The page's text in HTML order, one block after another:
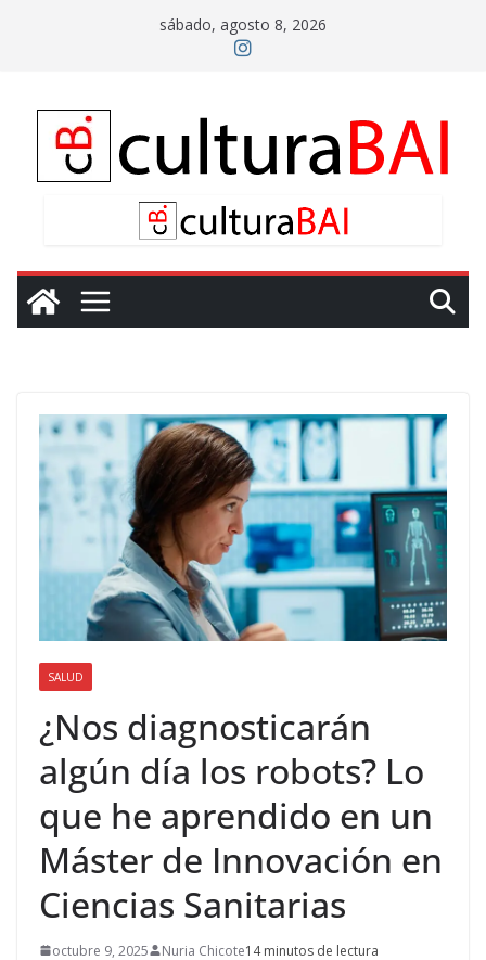
sábado, agosto 8, 2026
SALUD
¿Nos diagnosticarán
algún día los robots? Lo
que he aprendido en un
Máster de Innovación en
Ciencias Sanitarias
octubre 9, 2025 Nuria Chicote14 minutos de lectura